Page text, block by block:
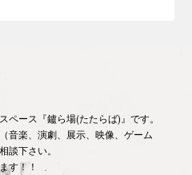
ース『鑪ら場(たたらば)』です。
音楽、演劇、展示、映像、ゲーム
談下さい。
す！！